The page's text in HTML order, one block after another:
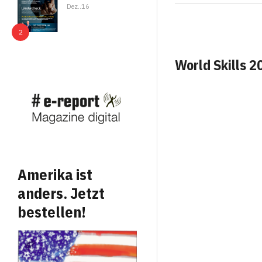
Dez..16
Amerika ist
anders. Jetzt
bestellen!
World Skills